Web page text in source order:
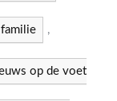
,
op de voet